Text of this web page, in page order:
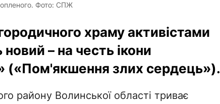
Фото: СПЖ
храму активістами
– на честь ікони
(«Пом'якшення злих сердець»).
району Волинської області триває